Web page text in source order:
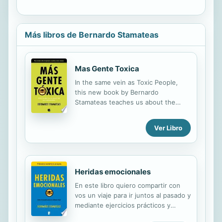
Más libros de Bernardo Stamateas
Mas Gente Toxica
In the same vein as Toxic People,
this new book by Bernardo
Stamateas teaches us about the
how to stop them from doing it.
Ver Libro
Heridas emocionales
En este libro quiero compartir con
vos un viaje para ir juntos al pasado y
mediante ejercicios prácticos y